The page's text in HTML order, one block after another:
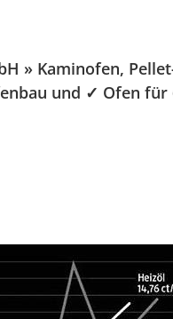
» Kaminofen,
und ✓ Ofen